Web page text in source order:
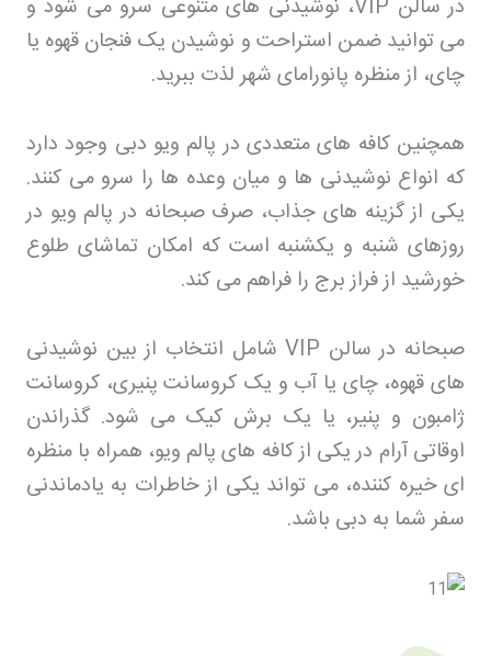
در سالن
، نوشیدنی های متنوعی سرو می شود و
می توانید ضمن استراحت و نوشیدن یک فنجان قهوه یا
چای، از منظره پانورامای شهر لذت ببرید.
همچنین کافه های متعددی در پالم ویو دبی وجود دارد
که انواع نوشیدنی ها و میان وعده ها را سرو می کنند.
یکی از گزینه های جذاب، صرف صبحانه در پالم ویو در
روزهای شنبه و یکشنبه است که امکان تماشای طلوع
خورشید از فراز برج را فراهم می کند.
صبحانه در سالن
شامل انتخاب از بین نوشیدنی
های قهوه، چای یا آب و یک کروسانت پنیری، کروسانت
ژامبون و پنیر، یا یک برش کیک می شود. گذراندن
اوقاتی آرام در یکی از کافه های پالم ویو، همراه با منظره
ای خیره کننده، می تواند یکی از خاطرات به یادماندنی
سفر شما به دبی باشد.